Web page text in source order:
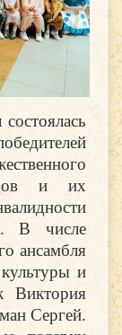
и их
В числе
ансамбля
и
Виктория
Сергей.